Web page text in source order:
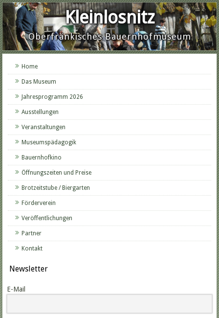
Kleinlosnitz
Oberfränkisches Bauernhofmuseum
Home
Das Museum
Jahresprogramm 2026
Ausstellungen
Veranstaltungen
Museumspädagogik
Bauernhofkino
Öffnungszeiten und Preise
Brotzeitstube / Biergarten
Förderverein
Veröffentlichungen
Partner
Kontakt
Newsletter
E-Mail